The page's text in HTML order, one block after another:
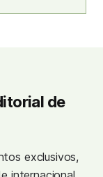
de
exclusivos,